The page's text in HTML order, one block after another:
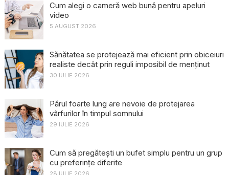
Cum alegi o cameră web bună pentru apeluri
video
5 AUGUST 2026
Sănătatea se protejează mai eficient prin obiceiuri
realiste decât prin reguli imposibil de menținut
30 IULIE 2026
Părul foarte lung are nevoie de protejarea
vârfurilor în timpul somnului
29 IULIE 2026
Cum să pregătești un bufet simplu pentru un grup
cu preferințe diferite